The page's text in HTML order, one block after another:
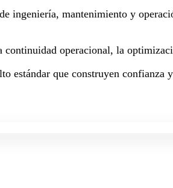
ingeniería, mantenimiento y
continuidad operacional, la
estándar que construyen confianza